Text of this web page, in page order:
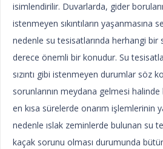
isimlendirilir. Duvarlarda, gider
istenmeyen sıkıntıların yaşanmasına
nedenle su tesisatlarında herhangi bir
derece önemli bir konudur. Su
sızıntı gibi istenmeyen durumlar söz
sorunlarının meydana gelmesi
en kısa sürelerde onarım işlemlerinin
nedenle ıslak zeminlerde bulunan su
kaçak sorunu olması durumunda